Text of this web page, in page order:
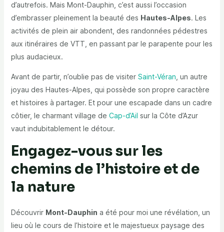
d’autrefois. Mais Mont-Dauphin, c’est aussi l’occasion
d’embrasser pleinement la beauté des Hautes-Alpes. Les
activités de plein air abondent, des randonnées pédestres
aux itinéraires de VTT, en passant par le parapente pour les
plus audacieux.
Avant de partir, n’oublie pas de visiter Saint-Véran , un autre
joyau des Hautes-Alpes, qui possède son propre caractère
et histoires à partager. Et pour une escapade dans un cadre
côtier, le charmant village de Cap-d’Ail sur la Côte d’Azur
vaut indubitablement le détour.
Engagez-vous sur les
chemins de l’histoire et de
la nature
Découvrir Mont-Dauphin a été pour moi une révélation, un
lieu où le cours de l’histoire et le majestueux paysage des